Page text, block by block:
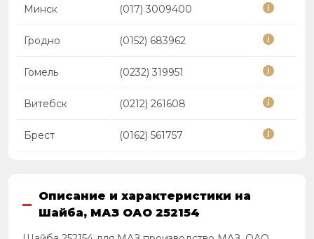
Минск (017) 3009400
Гродно (0152) 683962
Гомель (0232) 319951
Витебск (0212) 261608
Брест (0162) 561757
Описание и характеристики на
Шайба, МАЗ ОАО 252154